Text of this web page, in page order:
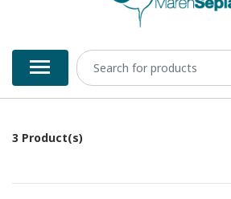
3 Product(s)